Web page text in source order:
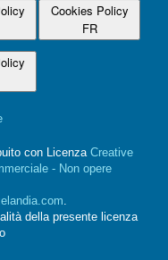
Cookies Policy
FR
con Licenza Creative
- Non opere
della presente licenza